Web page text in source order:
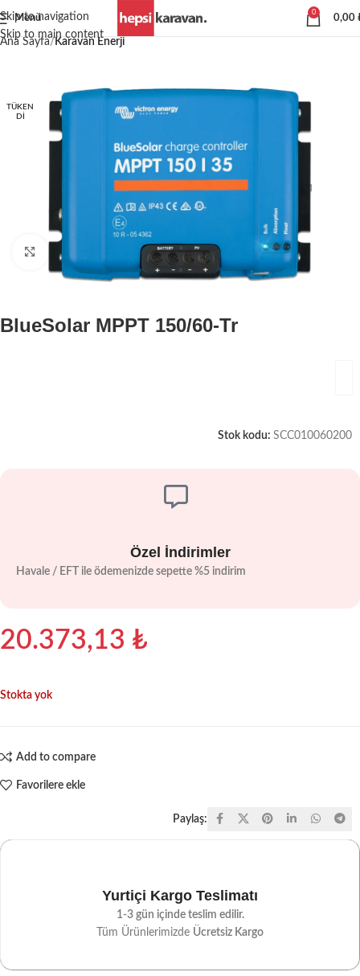
Skip to navigation
Skip to main content
Menü
0
0,00
Ana Sayfa Karavan Enerji
TÜKEN
DI
Büyütmek için tıklayın
BlueSolar MPPT 150/60-Tr
Stok kodu: SCC010060200
Özel İndirimler
Havale / EFT ile ödemenizde sepette %5 indirim
20.373,13 ₺
Stokta yok
Add to compare
Favorilere ekle
Paylaş:
Yurtiçi Kargo Teslimatı
1-3 gün içinde teslim edilir.
Tüm Ürünlerimizde Ücretsiz Kargo